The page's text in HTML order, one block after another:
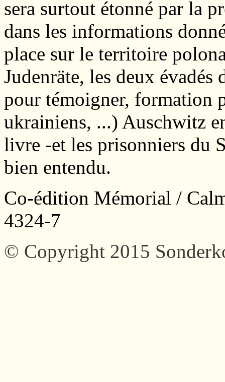
sera surtout étonné par la
dans les informations
place sur le territoire
Judenräte, les deux
pour témoigner, formation
ukrainiens, ...) Auschwitz
livre -et les prisonniers du
bien entendu.
Co-édition Mémorial /
4324-7
© Copyright 2015